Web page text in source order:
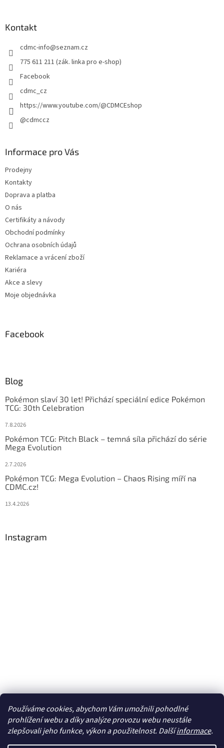
Používáme cookies, abychom Vám umožnili pohodlné
prohlížení webu a díky analýze provozu webu neustále
zlepšovali jeho funkce, výkon a použitelnost. Dalšíinformace.
Kontakt
cdmc-info@seznam.cz
775 611 211 (zák. linka pro e-shop)
Facebook
cdmc_cz
https://www.youtube.com/@CDMCEshop
@cdmccz
Informace pro Vás
Prodejny
Kontakty
Doprava a platba
O nás
Certifikáty a návody
Obchodní podmínky
Ochrana osobních údajů
Reklamace a vrácení zboží
Kariéra
Akce a slevy
Moje objednávka
Facebook
Blog
Pokémon slaví 30 let! Přichází speciální edice Pokémon
TCG: 30th Celebration
7.8.2026
Pokémon TCG: Pitch Black – temná síla přichází do série
Mega Evolution
2.7.2026
Pokémon TCG: Mega Evolution – Chaos Rising míří na
CDMC.cz!
13.4.2026
Instagram
Sledovat na Instagramu